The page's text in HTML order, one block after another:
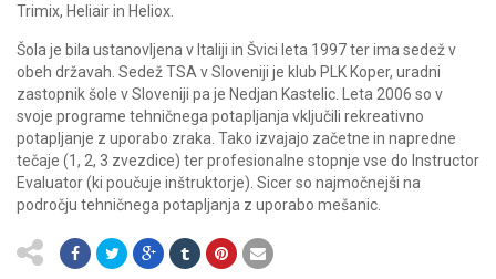
Trimix, Heliair in Heliox.
Šola je bila ustanovljena v Italiji in Švici leta 1997 ter ima sedež v
obeh državah. Sedež TSA v Sloveniji je klub PLK Koper, uradni
zastopnik šole v Sloveniji pa je Nedjan Kastelic. Leta 2006 so v
svoje programe tehničnega potapljanja vključili rekreativno
potapljanje z uporabo zraka. Tako izvajajo začetne in napredne
tečaje (1, 2, 3 zvezdice) ter profesionalne stopnje vse do Instructor
Evaluator (ki poučuje inštruktorje). Sicer so najmočnejši na
področju tehničnega potapljanja z uporabo mešanic.